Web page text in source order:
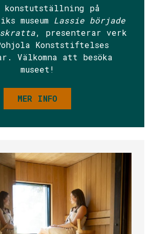
konstutställning på
museum Lassie började
, presenterar verk
Konststiftelses
Välkomna att besöka
museet!
MER INFO